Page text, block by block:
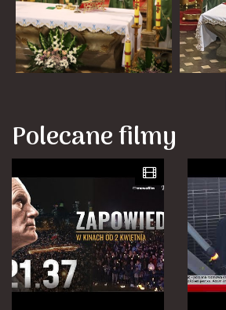
Polecane filmy